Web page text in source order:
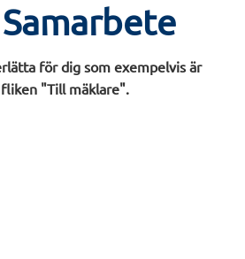
för dig som exempelvis är
"Till mäklare".